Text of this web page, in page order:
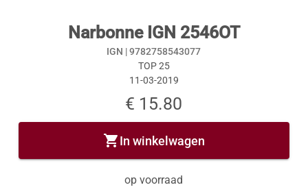
Narbonne IGN 2546OT
IGN |9782758543077
TOP 25
11-03-2019
€ 15.80
shopping_cartIn winkelwagen
op voorraad